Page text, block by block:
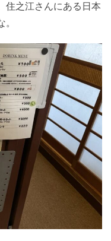
住之江さんにある日本